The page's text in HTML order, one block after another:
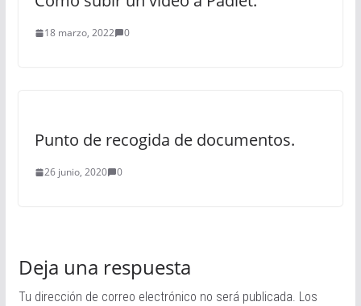
18 marzo, 2022 0
Punto de recogida de documentos.
26 junio, 2020 0
Deja una respuesta
Tu dirección de correo electrónico no será publicada. Los